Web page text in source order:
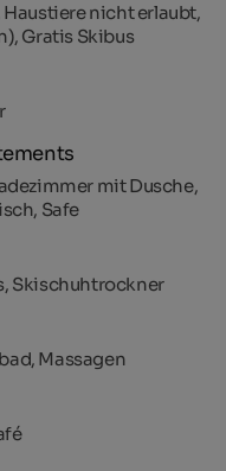
Haustiere nicht erlaubt,
Gratis Skibus
mit Dusche,
Safe
Skischuhtrockner
Massagen